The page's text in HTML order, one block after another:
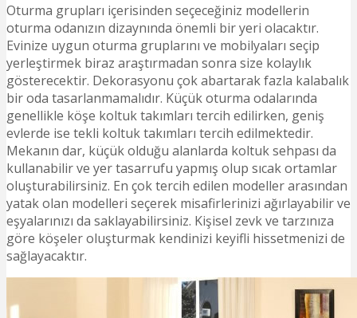
Oturma grupları içerisinden seçeceğiniz modellerin
oturma odanızın dizaynında önemli bir yeri olacaktır.
Evinize uygun oturma gruplarını ve mobilyaları seçip
yerleştirmek biraz araştırmadan sonra size kolaylık
gösterecektir. Dekorasyonu çok abartarak fazla kalabalık
bir oda tasarlanmamalıdır. Küçük oturma odalarında
genellikle köşe koltuk takımları tercih edilirken, geniş
evlerde ise tekli koltuk takımları tercih edilmektedir.
Mekanın dar, küçük olduğu alanlarda koltuk sehpası da
kullanabilir ve yer tasarrufu yapmış olup sıcak ortamlar
oluşturabilirsiniz. En çok tercih edilen modeller arasından
yatak olan modelleri seçerek misafirlerinizi ağırlayabilir ve
eşyalarınızı da saklayabilirsiniz. Kişisel zevk ve tarzınıza
göre köşeler oluşturmak kendinizi keyifli hissetmenizi de
sağlayacaktır.